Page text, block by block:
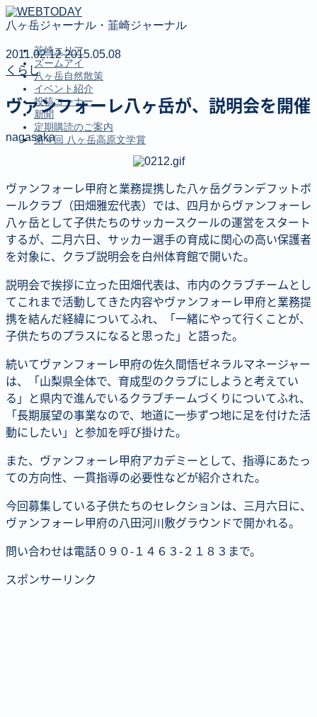
八ヶ岳ジャーナル・韮崎ジャーナル
韮崎エリア
ズームアイ
八ヶ岳自然散策
イベント紹介
投稿コーナー
新聞
定期購読のご案内
第４回 八ヶ岳高原文学賞
韮崎エリア
ズームアイ
八ヶ岳自然散策
イベント紹介
投稿コーナー
新聞
定期購読のご案内
第４回 八ヶ岳高原文学賞
2011.02.122015.05.08
くらし
ヴァンフォーレ八ヶ岳が、説明会を開催
nagasaka
ヴァンフォーレ甲府と業務提携した八ヶ岳グランデフットボ
ールクラブ（田畑雅宏代表）では、四月からヴァンフォーレ
八ヶ岳として子供たちのサッカースクールの運営をスタート
するが、二月六日、サッカー選手の育成に関心の高い保護者
を対象に、クラブ説明会を白州体育館で開いた。
説明会で挨拶に立った田畑代表は、市内のクラブチームとし
てこれまで活動してきた内容やヴァンフォーレ甲府と業務提
携を結んだ経緯についてふれ、「一緒にやって行くことが、
子供たちのプラスになると思った」と語った。
続いてヴァンフォーレ甲府の佐久間悟ゼネラルマネージャー
は、「山梨県全体で、育成型のクラブにしようと考えてい
る」と県内で進んでいるクラブチームづくりについてふれ、
「長期展望の事業なので、地道に一歩ずつ地に足を付けた活
動にしたい」と参加を呼び掛けた。
また、ヴァンフォーレ甲府アカデミーとして、指導にあたっ
ての方向性、一貫指導の必要性などが紹介された。
今回募集している子供たちのセレクションは、三月六日に、
ヴァンフォーレ甲府の八田河川敷グラウンドで開かれる。
問い合わせは電話０９０-１４６３-２１８３まで。
スポンサーリンク